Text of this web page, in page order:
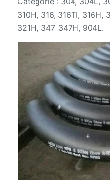
310H, 316, 316TI, 316H,
321H, 347, 347H, 904L.